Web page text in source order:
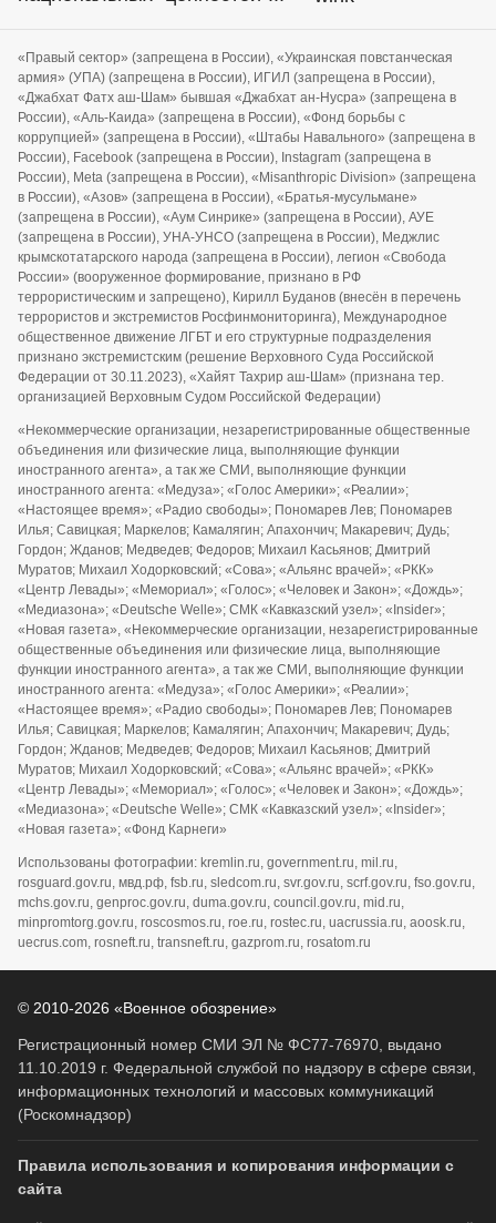
«Правый сектор» (запрещена в России), «Украинская повстанческая
армия» (УПА) (запрещена в России), ИГИЛ (запрещена в России),
«Джабхат Фатх аш-Шам» бывшая «Джабхат ан-Нусра» (запрещена в
России), «Аль-Каида» (запрещена в России), «Фонд борьбы с
коррупцией» (запрещена в России), «Штабы Навального» (запрещена в
России), Facebook (запрещена в России), Instagram (запрещена в
России), Meta (запрещена в России), «Misanthropic Division» (запрещена
в России), «Азов» (запрещена в России), «Братья-мусульмане»
(запрещена в России), «Аум Синрике» (запрещена в России), АУЕ
(запрещена в России), УНА-УНСО (запрещена в России), Меджлис
крымскотатарского народа (запрещена в России), легион «Свобода
России» (вооруженное формирование, признано в РФ
террористическим и запрещено), Кирилл Буданов (внесён в перечень
террористов и экстремистов Росфинмониторинга), Международное
общественное движение ЛГБТ и его структурные подразделения
признано экстремистским (решение Верховного Суда Российской
Федерации от 30.11.2023), «Хайят Тахрир аш-Шам» (признана тер.
организацией Верховным Судом Российской Федерации)
«Некоммерческие организации, незарегистрированные общественные
объединения или физические лица, выполняющие функции
иностранного агента», а так же СМИ, выполняющие функции
иностранного агента: «Медуза»; «Голос Америки»; «Реалии»;
«Настоящее время»; «Радио свободы»; Пономарев Лев; Пономарев
Илья; Савицкая; Маркелов; Камалягин; Апахончич; Макаревич; Дудь;
Гордон; Жданов; Медведев; Федоров; Михаил Касьянов; Дмитрий
Муратов; Михаил Ходорковский; «Сова»; «Альянс врачей»; «РКК»
«Центр Левады»; «Мемориал»; «Голос»; «Человек и Закон»; «Дождь»;
«Медиазона»; «Deutsche Welle»; СМК «Кавказский узел»; «Insider»;
«Новая газета», «Некоммерческие организации, незарегистрированные
общественные объединения или физические лица, выполняющие
функции иностранного агента», а так же СМИ, выполняющие функции
иностранного агента: «Медуза»; «Голос Америки»; «Реалии»;
«Настоящее время»; «Радио свободы»; Пономарев Лев; Пономарев
Илья; Савицкая; Маркелов; Камалягин; Апахончич; Макаревич; Дудь;
Гордон; Жданов; Медведев; Федоров; Михаил Касьянов; Дмитрий
Муратов; Михаил Ходорковский; «Сова»; «Альянс врачей»; «РКК»
«Центр Левады»; «Мемориал»; «Голос»; «Человек и Закон»; «Дождь»;
«Медиазона»; «Deutsche Welle»; СМК «Кавказский узел»; «Insider»;
«Новая газета»; «Фонд Карнеги»
Использованы фотографии: kremlin.ru, government.ru, mil.ru,
rosguard.gov.ru, мвд.рф, fsb.ru, sledcom.ru, svr.gov.ru, scrf.gov.ru, fso.gov.ru,
mchs.gov.ru, genproc.gov.ru, duma.gov.ru, council.gov.ru, mid.ru,
minpromtorg.gov.ru, roscosmos.ru, roe.ru, rostec.ru, uacrussia.ru, aoosk.ru,
uecrus.com, rosneft.ru, transneft.ru, gazprom.ru, rosatom.ru
© 2010-2026 «Военное обозрение»
Регистрационный номер СМИ ЭЛ № ФС77-76970, выдано
11.10.2019 г. Федеральной службой по надзору в сфере связи,
информационных технологий и массовых коммуникаций
(Роскомнадзор)
Правила использования и копирования информации с
сайта